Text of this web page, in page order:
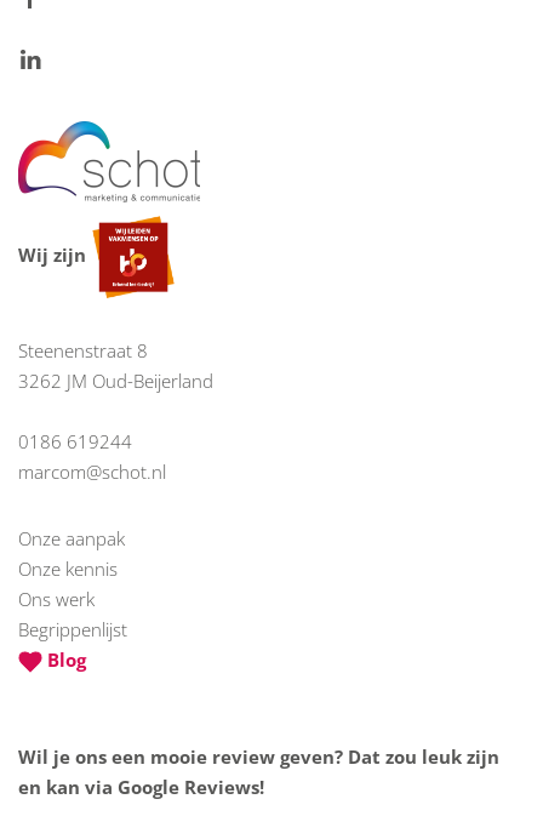
Wij zijn
Steenenstraat 8
3262 JM Oud-Beijerland
0186 619244
marcom@schot.nl
Onze aanpak
Onze kennis
Ons werk
Begrippenlijst
Blog
Wil je ons een mooie review geven? Dat zou leuk zijn
en kan via Google Reviews!